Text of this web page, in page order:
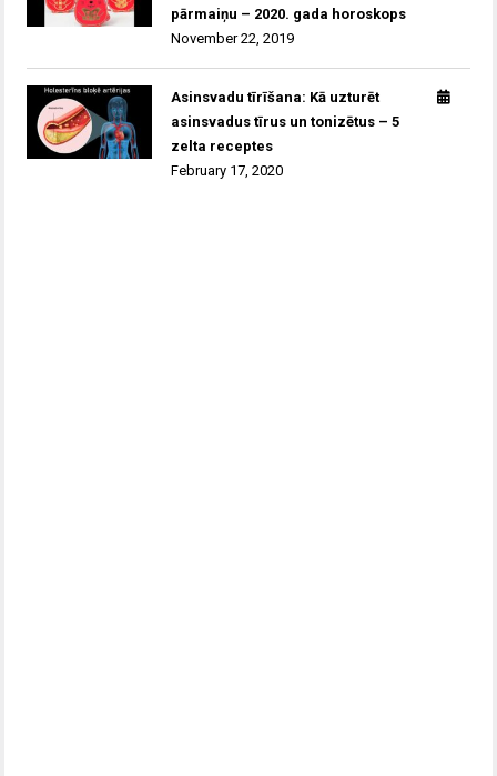
pārmaiņu – 2020. gada horoskops
November 22, 2019
Asinsvadu tīrīšana: Kā uzturēt
asinsvadus tīrus un tonizētus – 5
zelta receptes
February 17, 2020